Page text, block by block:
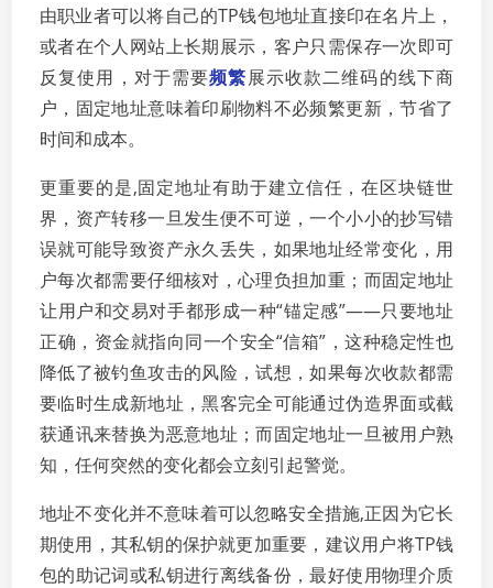
由职业者可以将自己的TP钱包地址直接印在名片上，
或者在个人网站上长期展示，客户只需保存一次即可
反复使用，对于需要频繁展示收款二维码的线下商
户，固定地址意味着印刷物料不必频繁更新，节省了
时间和成本。
更重要的是,固定地址有助于建立信任，在区块链世
界，资产转移一旦发生便不可逆，一个小小的抄写错
误就可能导致资产永久丢失，如果地址经常变化，用
户每次都需要仔细核对，心理负担加重；而固定地址
让用户和交易对手都形成一种“锚定感”——只要地址
正确，资金就指向同一个安全“信箱”，这种稳定性也
降低了被钓鱼攻击的风险，试想，如果每次收款都需
要临时生成新地址，黑客完全可能通过伪造界面或截
获通讯来替换为恶意地址；而固定地址一旦被用户熟
知，任何突然的变化都会立刻引起警觉。
地址不变化并不意味着可以忽略安全措施,正因为它长
期使用，其私钥的保护就更加重要，建议用户将TP钱
包的助记词或私钥进行离线备份，最好使用物理介质